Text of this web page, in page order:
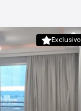
Exclusivo